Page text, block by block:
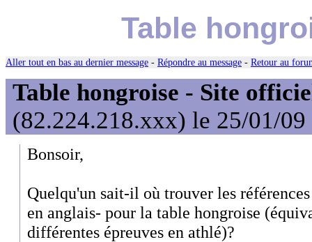
Table
Aller tout en bas au dernier message - Répondre au message - Retour au
Table hongroise - Site
(82.224.218.xxx) le 25/01/09
Bonsoir,
Quelqu'un sait-il où trouver les
en anglais- pour la table hongroise
différentes épreuves en athlé)?